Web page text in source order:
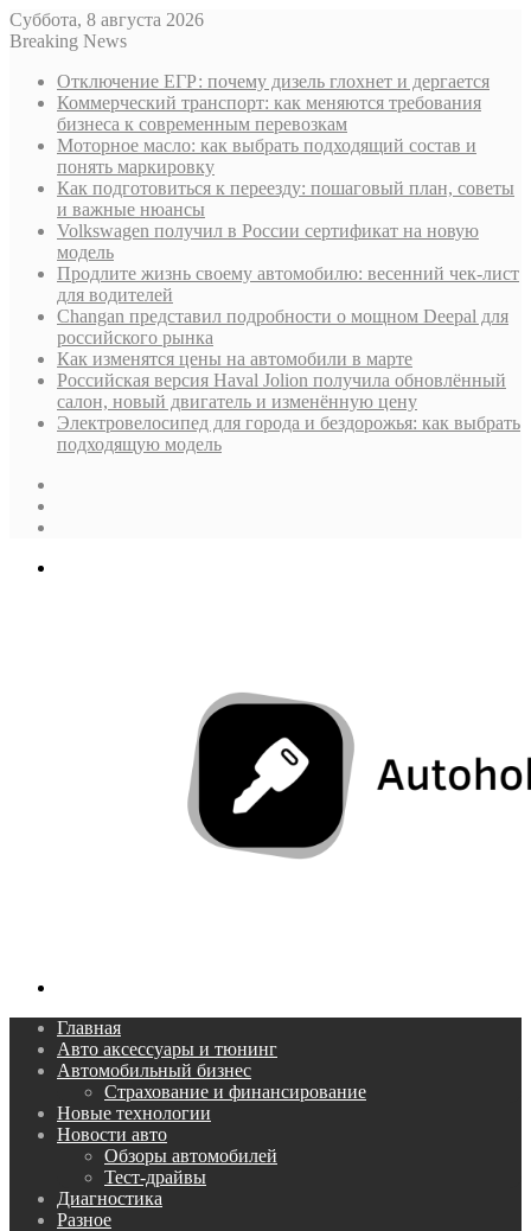
Суббота, 8 августа 2026
Breaking News
Отключение ЕГР: почему дизель глохнет и дергается
Коммерческий транспорт: как меняются требования
бизнеса к современным перевозкам
Моторное масло: как выбрать подходящий состав и
понять маркировку
Как подготовиться к переезду: пошаговый план, советы
и важные нюансы
Volkswagen получил в России сертификат на новую
модель
Продлите жизнь своему автомобилю: весенний чек-лист
для водителей
Changan представил подробности о мощном Deepal для
российского рынка
Как изменятся цены на автомобили в марте
Российская версия Haval Jolion получила обновлённый
салон, новый двигатель и изменённую цену
Электровелосипед для города и бездорожья: как выбрать
подходящую модель
Главная
Авто аксессуары и тюнинг
Автомобильный бизнес
Страхование и финансирование
Новые технологии
Новости авто
Обзоры автомобилей
Тест-драйвы
Диагностика
Разное